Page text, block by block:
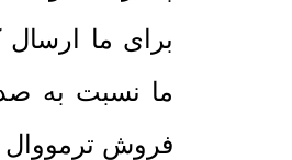
برای ما ارسال
ما نسبت به